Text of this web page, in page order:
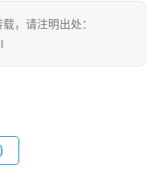
，请注明出处：